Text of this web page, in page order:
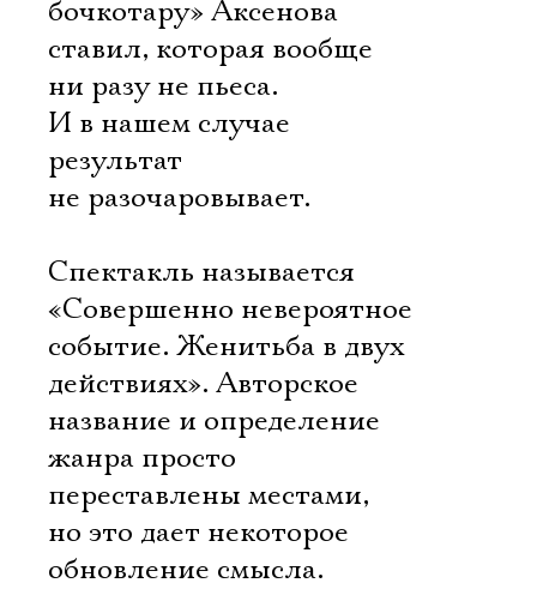
бочкотару» Аксенова
ставил, которая вообще
ни разу не пьеса.
И в нашем случае
результат
не разочаровывает.
Спектакль называется
«Совершенно невероятное
событие. Женитьба в двух
действиях». Авторское
название и определение
жанра просто
переставлены местами,
но это дает некоторое
обновление смысла.